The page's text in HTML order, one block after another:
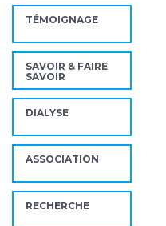
TÉMOIGNAGE
SAVOIR & FAIRE
SAVOIR
DIALYSE
ASSOCIATION
RECHERCHE